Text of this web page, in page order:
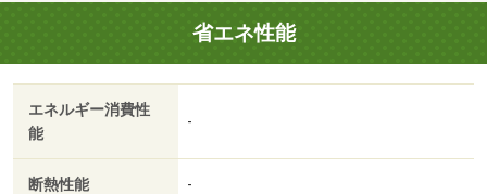
省エネ性能
エネルギー消費性
能
-
断熱性能 -